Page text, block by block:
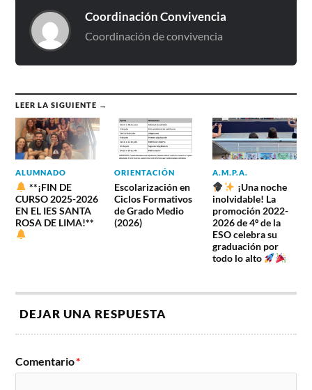
Coordinación Convivencia
Coordinación de convivencia
LEER LA SIGUIENTE →
ALUMNADO
**¡FIN DE
CURSO 2025-2026
EN EL IES SANTA
ROSA DE LIMA!**
ORIENTACIÓN
Escolarización en
Ciclos Formativos
de Grado Medio
(2026)
A.M.P.A.
¡Una noche
inolvidable! La
promoción 2022-
2026 de 4º de la
ESO celebra su
graduación por
todo lo alto
DEJAR UNA RESPUESTA
Comentario*